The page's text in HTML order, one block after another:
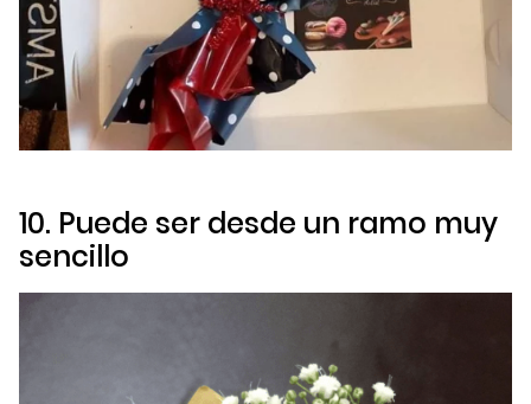
10. Puede ser desde un ramo muy
sencillo